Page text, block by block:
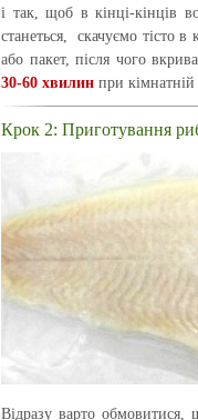
і так, щоб в кінці-кінців
станеться, скачуємо тісто в
або пакет, після чого
30-60 хвилин при
Крок 2: Приготування
Відразу варто обмовитися,